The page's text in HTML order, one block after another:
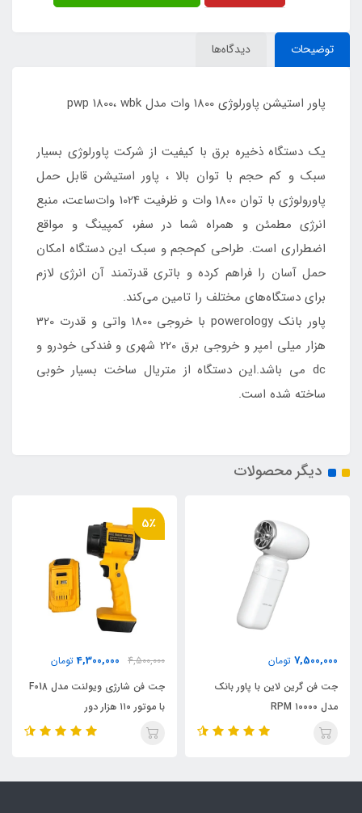
توضیحات دیدگاه‌ها
پاور استیشن پاورلوژی 1800 وات مدل pwp 1800، wbk
یک دستگاه ذخیره برق با کیفیت از شرکت پاورلوژی بسیار
سبک و کم حجم با توان بالا ، پاور استیشن قابل حمل
پاورولوژی با توان 1800 وات و ظرفیت 1024 وات‌ساعت، منبع
انرژی مطمئن و همراه شما در سفر، کمپینگ و مواقع
اضطراری است. طراحی کم‌حجم و سبک این دستگاه امکان
حمل آسان را فراهم کرده و باتری قدرتمند آن انرژی لازم
برای دستگاه‌های مختلف را تامین می‌کند.
پاور بانک powerology با خروجی 1800 واتی و قدرت 320
هزار میلی امپر و خروجی برق 220 شهری و فندکی خودرو و
dc می باشد.این دستگاه از متریال ساخت بسیار خوبی
ساخته شده است.
دیگر محصولات
7,500,000 تومان
جت فن گرین لاین با پاور بانک
مدل ۱۰۰۰۰ RPM
5٪
4,500,000
4,300,000 تومان
جت فن شارژی ویولنت مدل F018
با موتور ۱۱۰ هزار دور